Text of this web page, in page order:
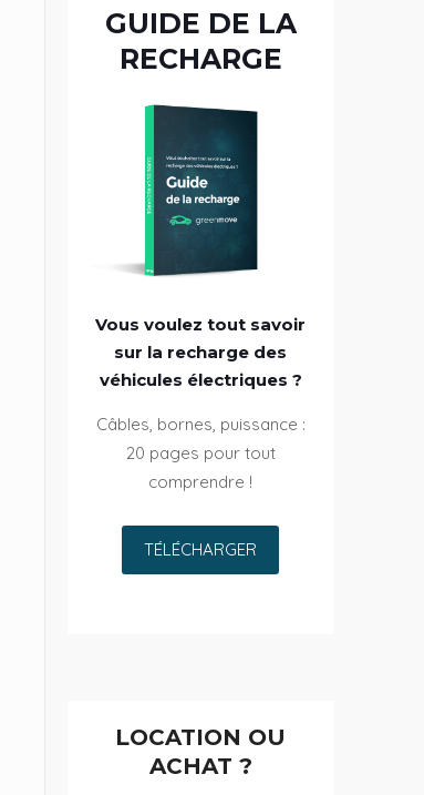
GUIDE DE LA
RECHARGE
Vous voulez tout savoir
sur la recharge des
véhicules électriques ?
Câbles, bornes, puissance :
20 pages pour tout
comprendre !
TÉLÉCHARGER
LOCATION OU
ACHAT ?